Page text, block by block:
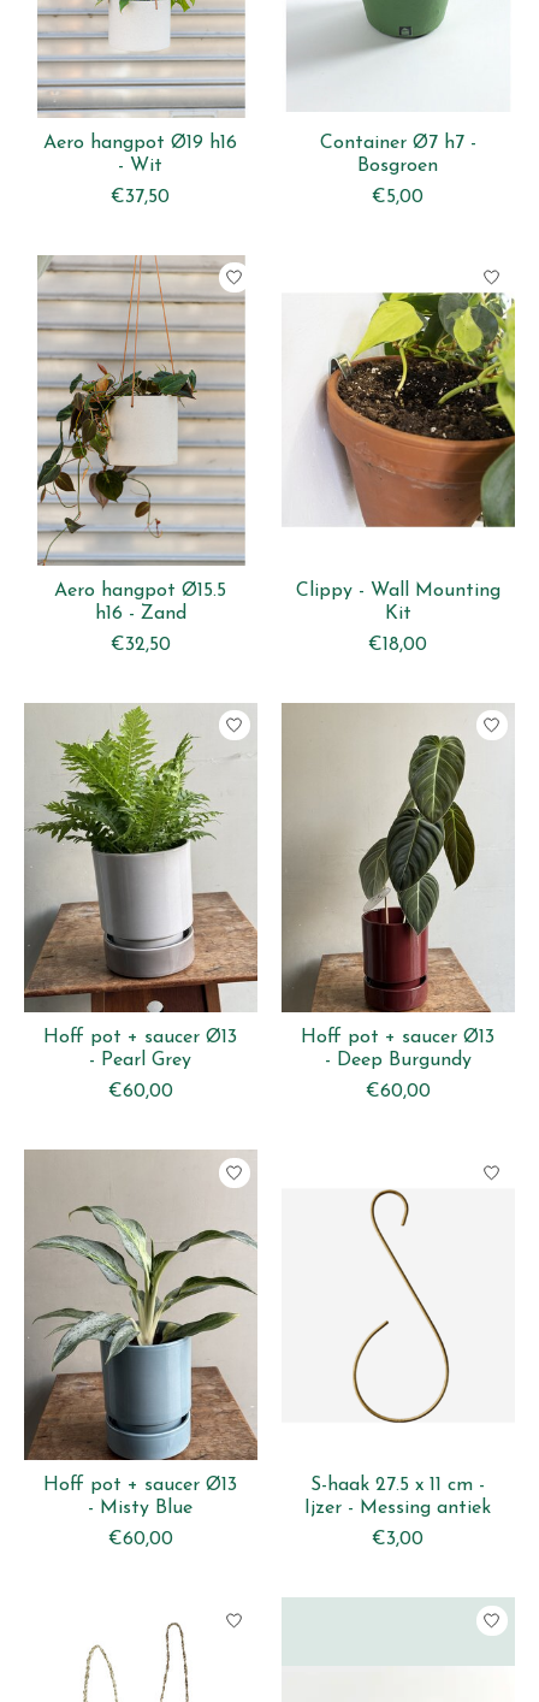
Aero hangpot Ø19 h16
- Wit
€37,50
Container Ø7 h7 -
Bosgroen
€5,00
Aero hangpot Ø15.5
h16 - Zand
€32,50
Clippy - Wall Mounting
Kit
€18,00
Hoff pot + saucer Ø13
- Pearl Grey
€60,00
Hoff pot + saucer Ø13
- Deep Burgundy
€60,00
Hoff pot + saucer Ø13
- Misty Blue
€60,00
S-haak 27.5 x 11 cm -
Ijzer - Messing antiek
€3,00